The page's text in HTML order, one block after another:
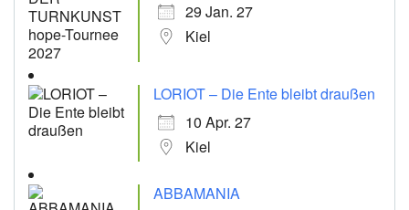
29 Jan. 27
Kiel
LORIOT – Die Ente bleibt draußen
10 Apr. 27
Kiel
ABBAMANIA